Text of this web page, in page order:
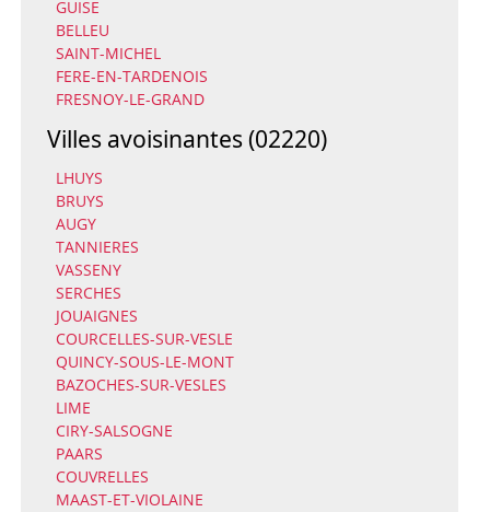
GUISE
BELLEU
SAINT-MICHEL
FERE-EN-TARDENOIS
FRESNOY-LE-GRAND
Villes avoisinantes (02220)
LHUYS
BRUYS
AUGY
TANNIERES
VASSENY
SERCHES
JOUAIGNES
COURCELLES-SUR-VESLE
QUINCY-SOUS-LE-MONT
BAZOCHES-SUR-VESLES
LIME
CIRY-SALSOGNE
PAARS
COUVRELLES
MAAST-ET-VIOLAINE